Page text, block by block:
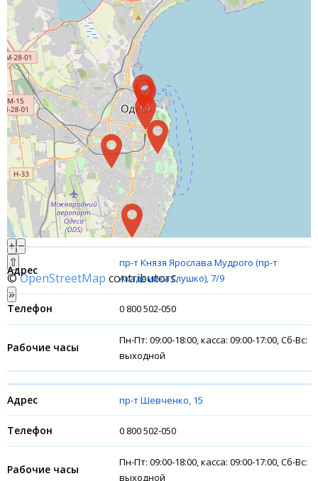
Депозиты
Депозиты юр. лиц
Кредити для бізнеса
Кредиты
Интернет-банкинг
Банки-партнеры
Акции
Счета для бизнеса
Финансовые результаты
+ −
⇧
©OpenStreetMap contributors.
»
пр-т Князя Ярослава Мудрого (пр-т
Академика Глушко), 7/9
0 800 502-050
Пн-Пт: 09:00-18:00, касса: 09:00-17:00, Сб-Вс:
выходной
пр-т Шевченко, 15
0 800 502-050
Пн-Пт: 09:00-18:00, касса: 09:00-17:00, Сб-Вс:
выходной